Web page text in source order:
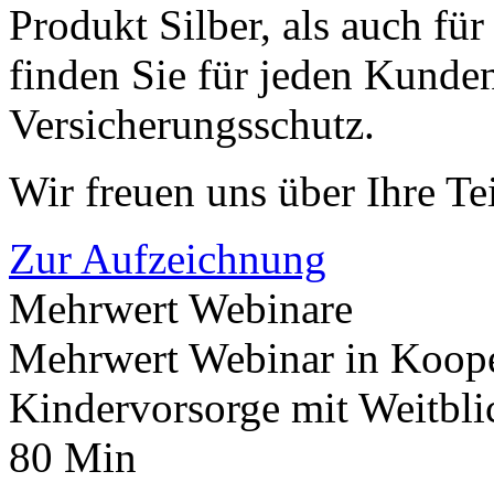
Produkt Silber, als auch
finden Sie für jeden
Versicherungsschutz.
Wir freuen uns über Ihre
Zur Aufzeichnung
Mehrwert Webinare
Mehrwert Webinar in
Kindervorsorge mit
80 Min